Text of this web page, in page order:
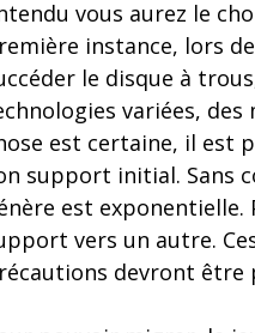
vous aurez le
instance, lors
le disque à
variées,
est certaine, il est
support initial. Sans
est
vers un autre.
devront être